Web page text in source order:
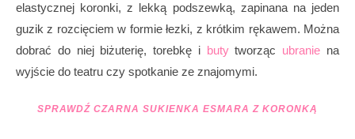
elastycznej koronki, z lekką podszewką, zapinana na jeden
guzik z rozcięciem w formie łezki, z krótkim rękawem. Można
dobrać do niej biżuterię, torebkę i butytworząc ubranie na
wyjście do teatru czy spotkanie ze znajomymi.
SPRAWDŹ CZARNA SUKIENKA ESMARA Z KORONKĄ